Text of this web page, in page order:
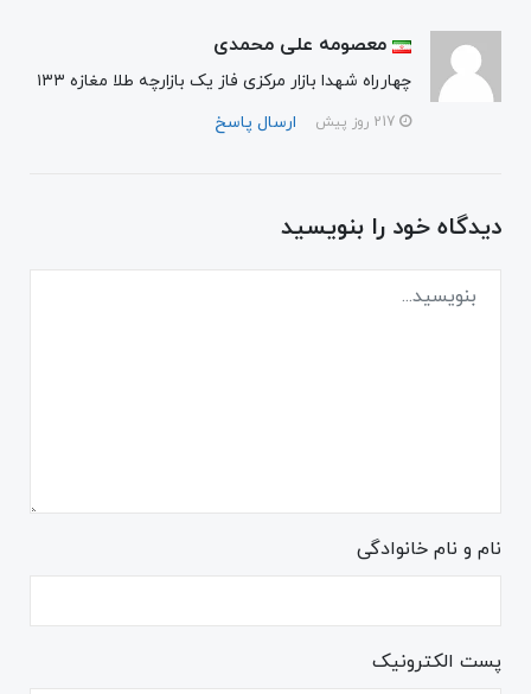
معصومه علی محمدی
چهارراه شهدا بازار مرکزی فاز یک بازارچه طلا مغازه ۱۳۳
ارسال پاسخ
دیدگاه خود را بنویسید
نام و نام خانوادگی
پست الکترونیک